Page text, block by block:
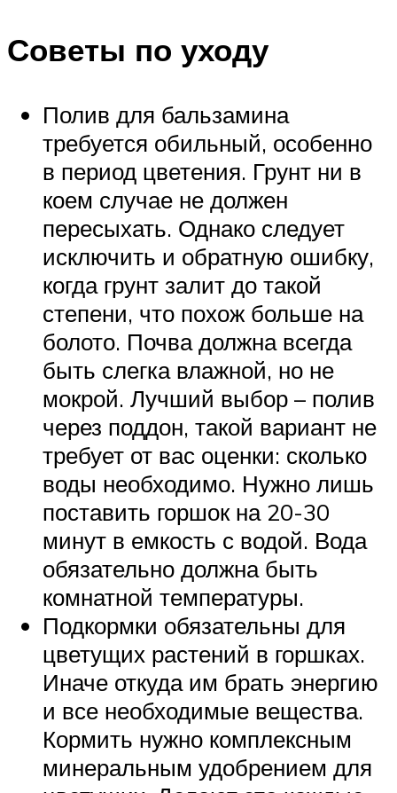
Советы по уходу
Полив для бальзамина
требуется обильный, особенно
в период цветения. Грунт ни в
коем случае не должен
пересыхать. Однако следует
исключить и обратную ошибку,
когда грунт залит до такой
степени, что похож больше на
болото. Почва должна всегда
быть слегка влажной, но не
мокрой. Лучший выбор – полив
через поддон, такой вариант не
требует от вас оценки: сколько
воды необходимо. Нужно лишь
поставить горшок на 20-30
минут в емкость с водой. Вода
обязательно должна быть
комнатной температуры.
Подкормки обязательны для
цветущих растений в горшках.
Иначе откуда им брать энергию
и все необходимые вещества.
Кормить нужно комплексным
минеральным удобрением для